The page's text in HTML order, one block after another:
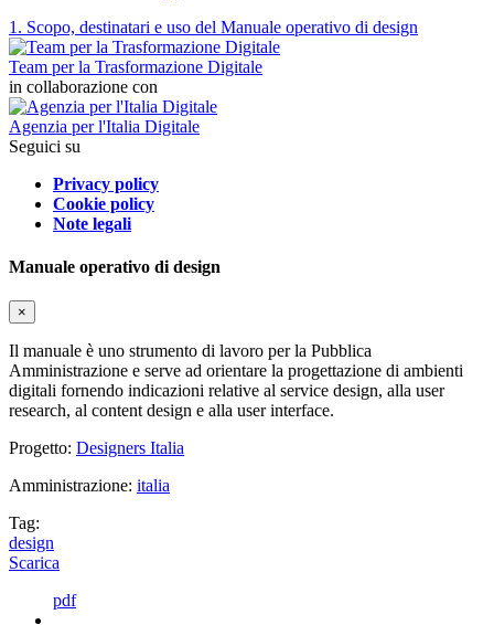
1. Scopo, destinatari e uso del Manuale operativo di design
Team per la Trasformazione Digitale
in collaborazione con
Agenzia per l'Italia Digitale
Seguici su
Privacy policy
Cookie policy
Note legali
Manuale operativo di design
×
Il manuale è uno strumento di lavoro per la Pubblica
Amministrazione e serve ad orientare la progettazione di ambienti
digitali fornendo indicazioni relative al service design, alla user
research, al content design e alla user interface.
Progetto: Designers Italia
Amministrazione: italia
Tag:
design
Scarica
pdf